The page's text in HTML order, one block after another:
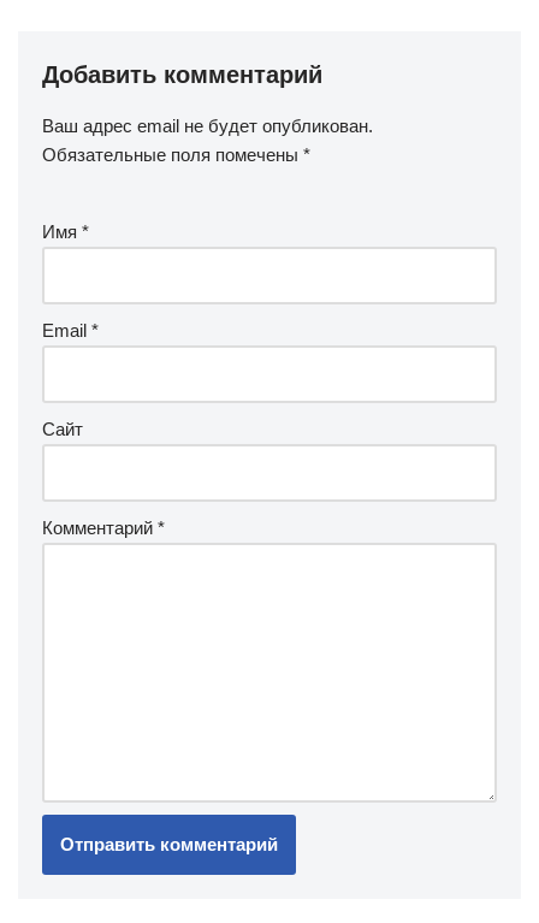
Добавить комментарий
Ваш адрес email не будет опубликован.
Обязательные поля помечены *
Имя *
Email *
Сайт
Комментарий *